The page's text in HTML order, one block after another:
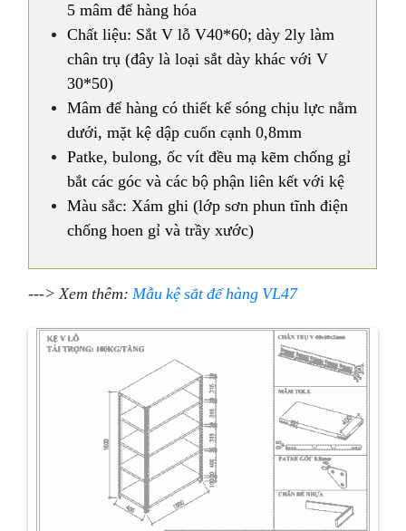
5 mâm để hàng hóa
Chất liệu: Sắt V lỗ V40*60; dày 2ly làm
chân trụ (đây là loại sắt dày khác với V
30*50)
Mâm để hàng có thiết kế sóng chịu lực nằm
dưới, mặt kệ dập cuốn cạnh 0,8mm
Patke, bulong, ốc vít đều mạ kẽm chống gỉ
bắt các góc và các bộ phận liên kết với kệ
Màu sắc: Xám ghi (lớp sơn phun tĩnh điện
chống hoen gỉ và trầy xước)
---> Xem thêm: Mẫu kệ sắt để hàng VL47